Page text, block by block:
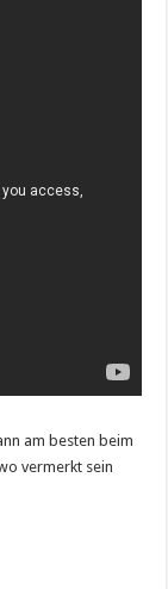
am besten beim
vermerkt sein